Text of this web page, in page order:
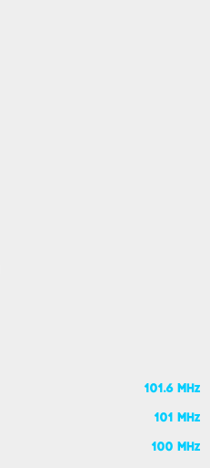
101.6 MHz
101 MHz
100 MHz